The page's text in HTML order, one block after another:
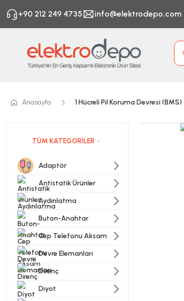
+90 212 249 4735 info@elektrodepo.com
Anasayfa 1 Hücreli Pil Koruma Devresi (BMS)
TÜM KATEGORİLER
Adaptör
Antistatik Ürünler
Aydınlatma
Buton-Anahtar
Cep Telefonu Aksam
Devre Elemanları
Direnç
Diyot